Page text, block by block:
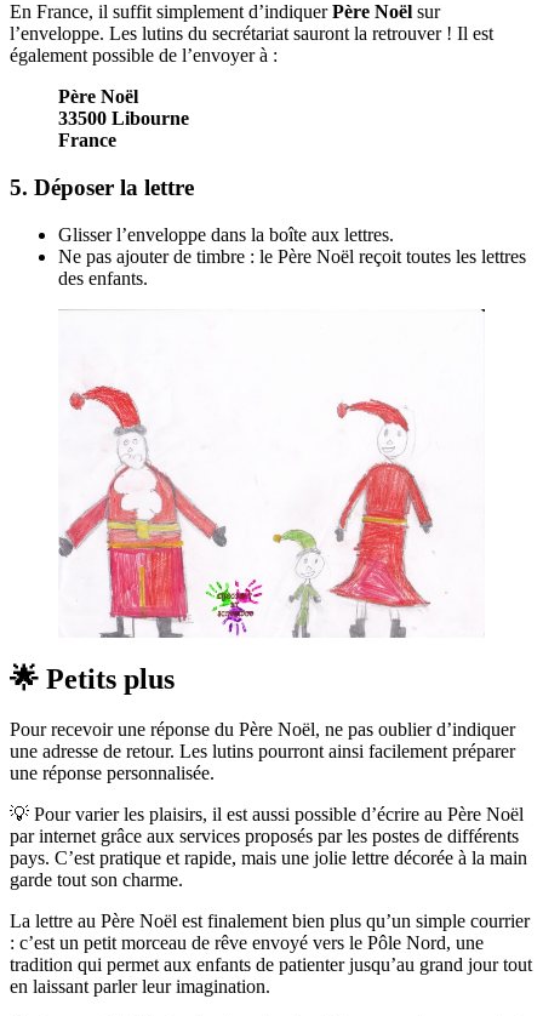
En France, il suffit simplement d’indiquerPère Noël sur
l’enveloppe. Les lutins du secrétariat sauront la retrouver ! Il est
également possible de l’envoyer à :
Père Noël
33500 Libourne
France
5. Déposer la lettre
Glisser l’enveloppe dans la boîte aux lettres.
Ne pas ajouter de timbre : le Père Noël reçoit toutes les lettres
des enfants.
🌟 Petits plus
Pour recevoir une réponse du Père Noël, ne pas oublier d’indiquer
une adresse de retour. Les lutins pourront ainsi facilement préparer
une réponse personnalisée.
💡 Pour varier les plaisirs, il est aussi possible d’écrire au Père Noël
par internet grâce aux services proposés par les postes de différents
pays. C’est pratique et rapide, mais une jolie lettre décorée à la main
garde tout son charme.
La lettre au Père Noël est finalement bien plus qu’un simple courrier
: c’est un petit morceau de rêve envoyé vers le Pôle Nord, une
tradition qui permet aux enfants de patienter jusqu’au grand jour tout
en laissant parler leur imagination.